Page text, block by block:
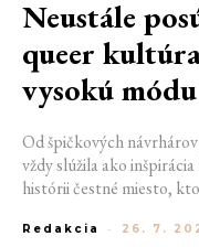
Neustále
queer
vysokú módu
Od špičkových
vždy slúžila ako
histórii čestné miesto,
postihom a
Redakcia - 26. 7.